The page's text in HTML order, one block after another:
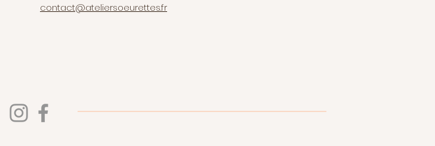
contact@ateliersoeurettes.fr